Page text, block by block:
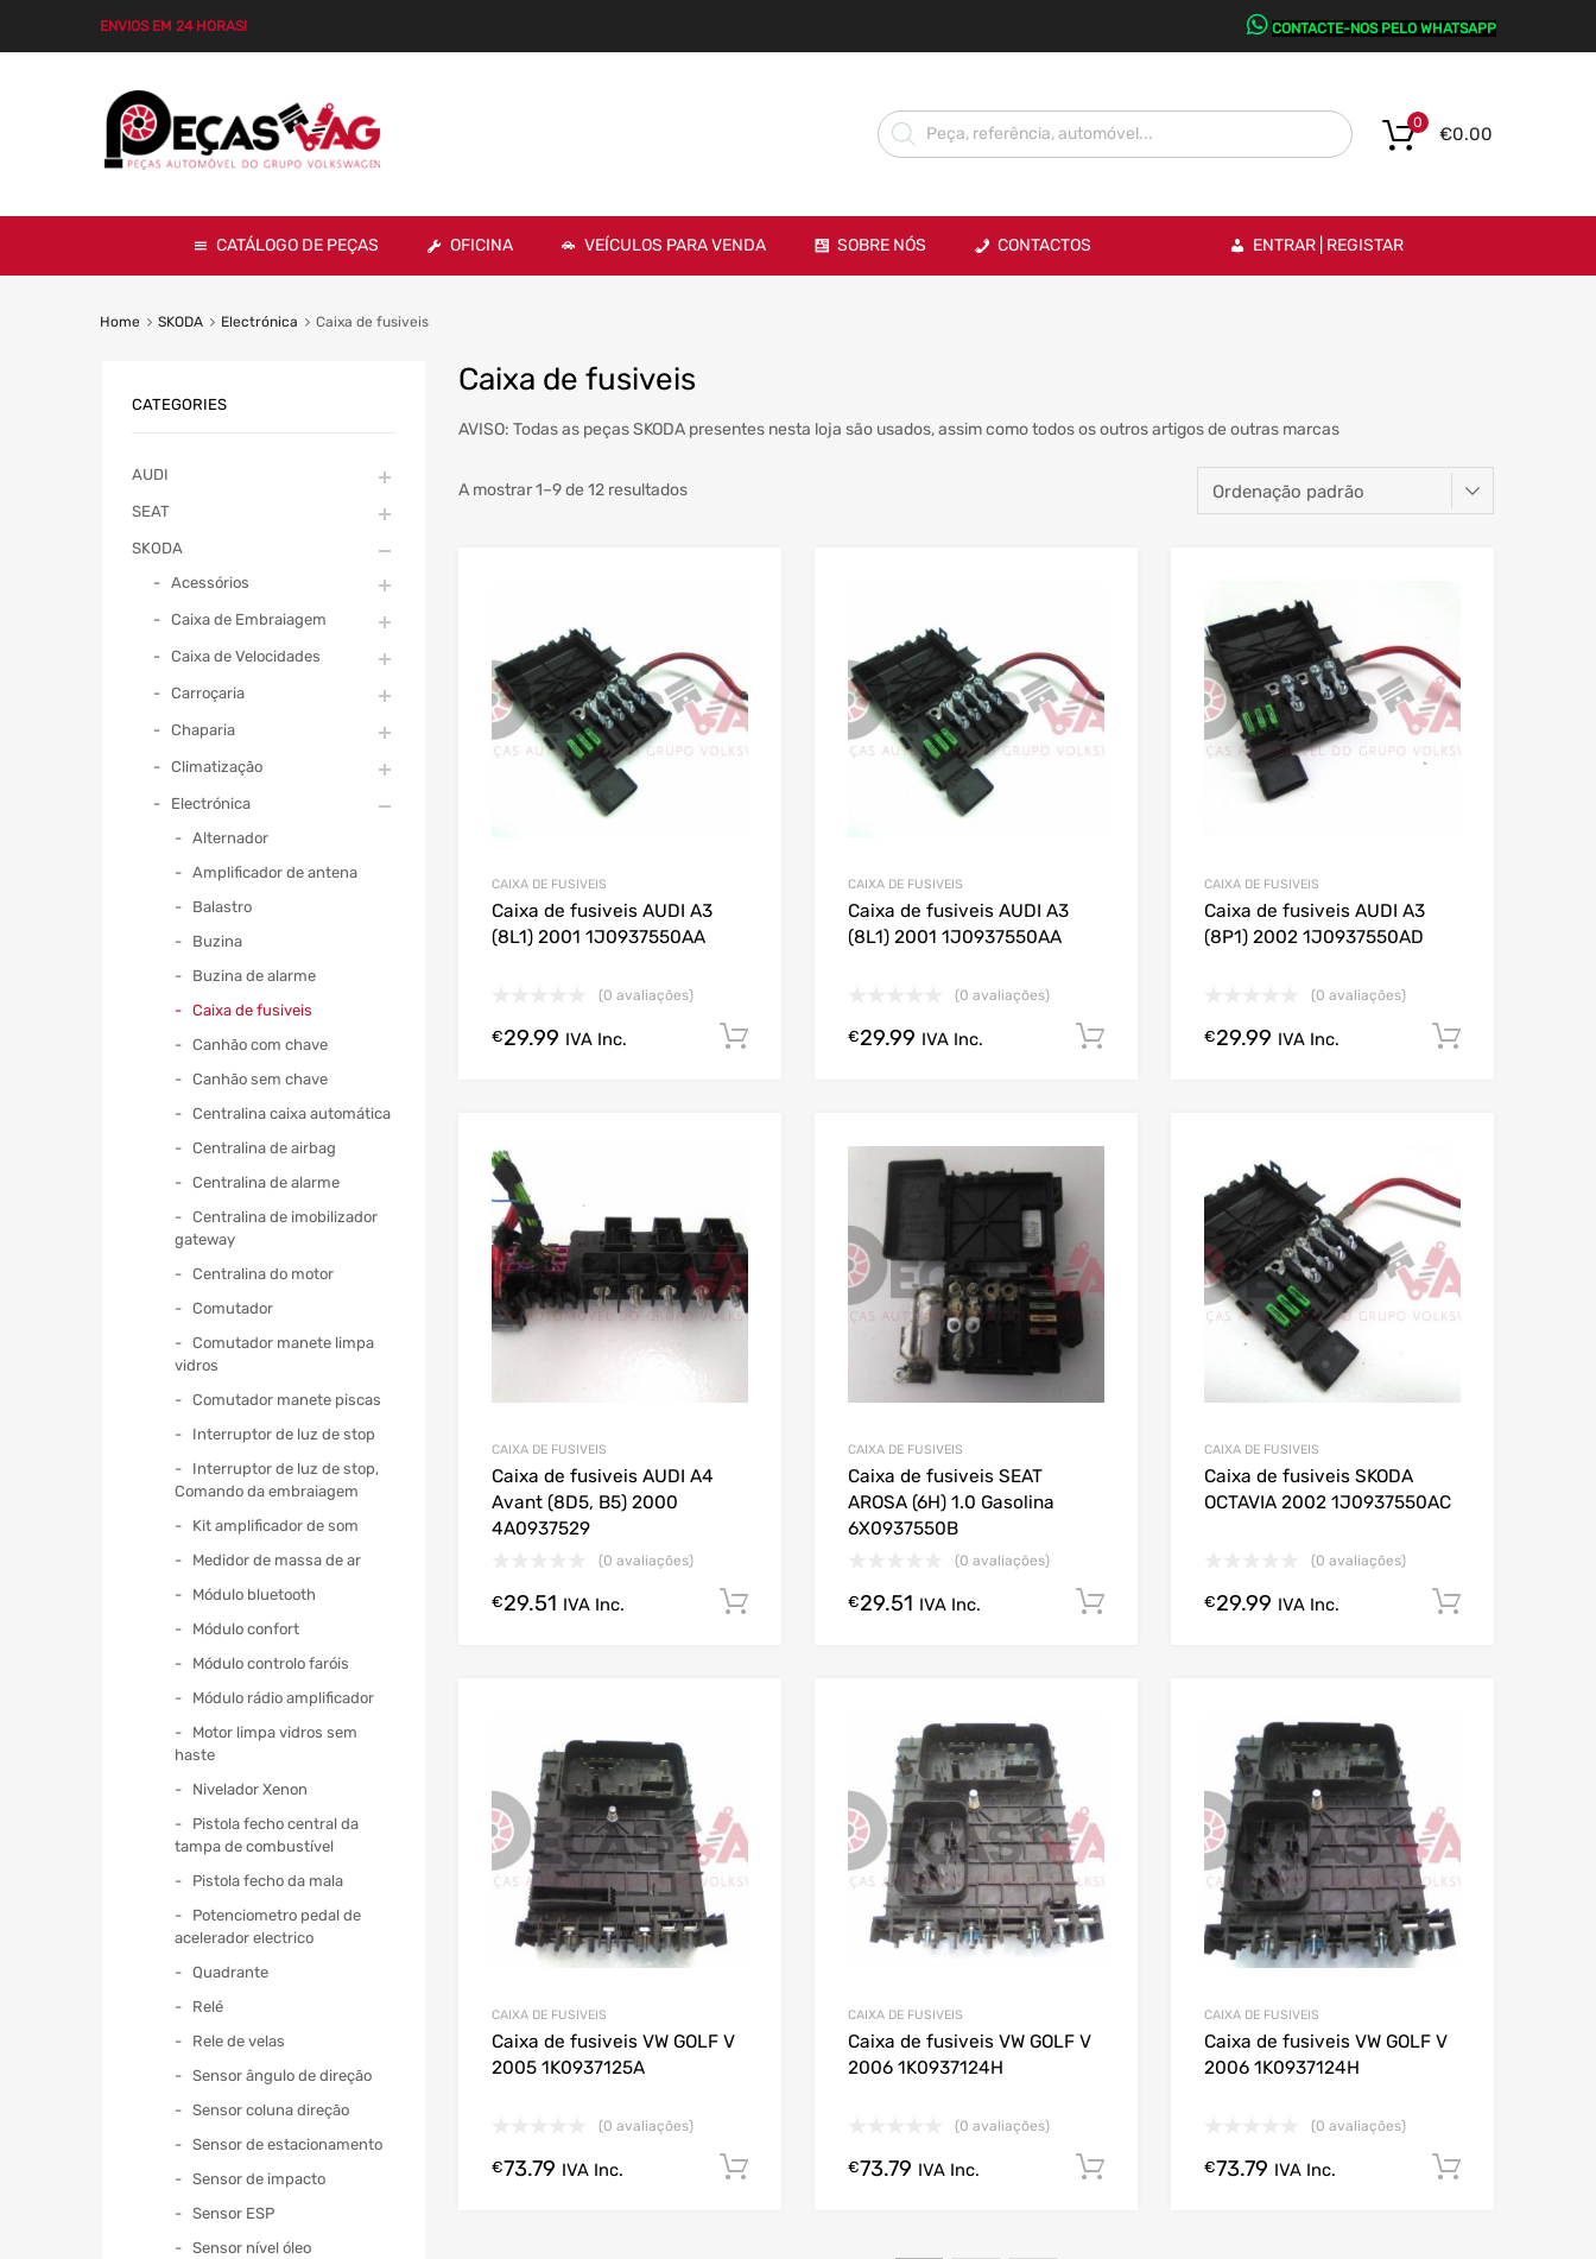
ENVIOS EM 24 HORAS! CONTACTE-NOS PELO WHATSAPP
€0.00
0
CATÁLOGO DE PEÇAS OFICINA VEÍCULOS PARA VENDA SOBRE NÓS CONTACTOS ENTRAR | REGISTAR
Home SKODA Electrónica Caixa de fusiveis
Caixa de fusiveis
AVISO: Todas as peças SKODA presentes nesta loja são usados, assim como todos os outros artigos de outras marcas
A mostrar 1–9 de 12 resultados
CAIXA DE FUSIVEIS
Caixa de fusiveis AUDI A3
(8L1) 2001 1J0937550AA
(0 avaliações)
€29.99 IVA Inc. Comprar Agora!
CAIXA DE FUSIVEIS
Caixa de fusiveis AUDI A3
(8L1) 2001 1J0937550AA
(0 avaliações)
€29.99 IVA Inc. Comprar Agora!
CAIXA DE FUSIVEIS
Caixa de fusiveis AUDI A3
(8P1) 2002 1J0937550AD
(0 avaliações)
€29.99 IVA Inc.
CAIXA DE FUSIVEIS
Caixa de fusiveis AUDI A4
Avant (8D5, B5) 2000
4A0937529
(0 avaliações)
€29.51 IVA Inc. Comprar Agora!
CAIXA DE FUSIVEIS
Caixa de fusiveis SEAT
AROSA (6H) 1.0 Gasolina
6X0937550B
(0 avaliações)
€29.51 IVA Inc. Comprar Agora!
CAIXA DE FUSIVEIS
Caixa de fusiveis SKODA
OCTAVIA 2002 1J0937550AC
(0 avaliações)
€29.99 IVA Inc.
CAIXA DE FUSIVEIS
Caixa de fusiveis VW GOLF V
2005 1K0937125A
(0 avaliações)
€73.79 IVA Inc. Comprar Agora!
CAIXA DE FUSIVEIS
Caixa de fusiveis VW GOLF V
2006 1K0937124H
(0 avaliações)
€73.79 IVA Inc. Comprar Agora!
CAIXA DE FUSIVEIS
Caixa de fusiveis VW GOLF V
2006 1K0937124H
(0 avaliações)
€73.79 IVA Inc.
CATEGORIES
AUDI
SEAT
SKODA
Acessórios
Caixa de Embraiagem
Caixa de Velocidades
Carroçaria
Chaparia
Climatização
Electrónica
Alternador
Amplificador de antena
Balastro
Buzina
Buzina de alarme
Caixa de fusiveis
Canhão com chave
Canhão sem chave
Centralina caixa automática
Centralina de airbag
Centralina de alarme
Centralina de imobilizador
gateway
Centralina do motor
Comutador
Comutador manete limpa
vidros
Comutador manete piscas
Interruptor de luz de stop
Interruptor de luz de stop,
Comando da embraiagem
Kit amplificador de som
Medidor de massa de ar
Módulo bluetooth
Módulo confort
Módulo controlo faróis
Módulo rádio amplificador
Motor limpa vidros sem
haste
Nivelador Xenon
Pistola fecho central da
tampa de combustível
Pistola fecho da mala
Potenciometro pedal de
acelerador electrico
Quadrante
Relé
Rele de velas
Sensor ângulo de direção
Sensor coluna direção
Sensor de estacionamento
Sensor de impacto
Sensor ESP
Sensor nível óleo